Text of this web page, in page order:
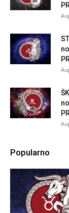
Popularno